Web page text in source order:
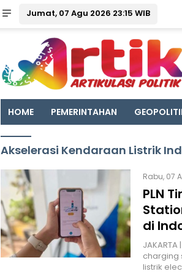
Jumat, 07 Agu 2026 23:15 WIB
HOME PEMERINTAHAN
Akselerasi Kendaraan Listrik
Rabu, 07
PLN
di
charging
listrik